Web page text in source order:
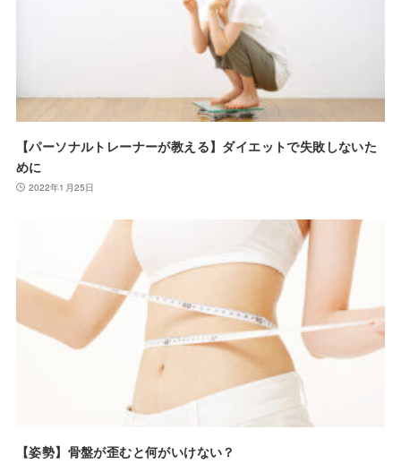
【パーソナルトレーナーが教える】ダイエットで失敗しないた
めに
2022年1月25日
【姿勢】骨盤が歪むと何がいけない？